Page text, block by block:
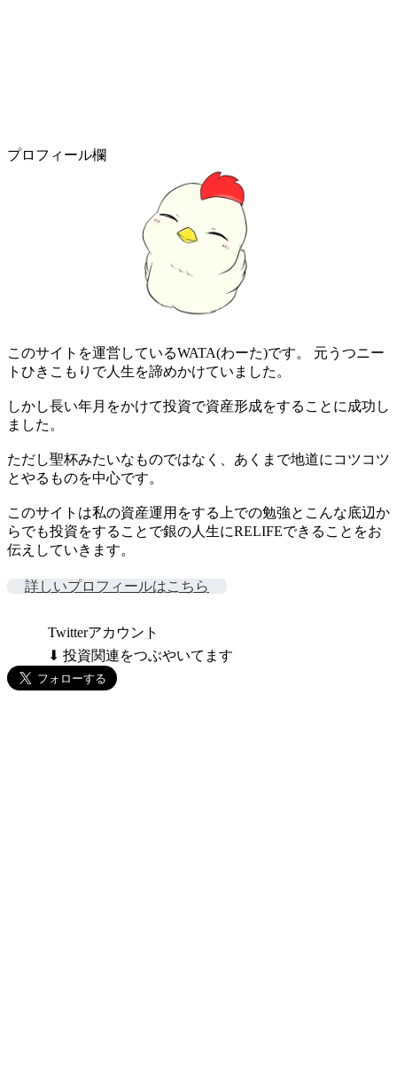
プロフィール欄
このサイトを運営しているWATA(わーた)です。 元うつニー
トひきこもりで人生を諦めかけていました。
しかし長い年月をかけて投資で資産形成をすることに成功し
ました。
ただし聖杯みたいなものではなく、あくまで地道にコツコツ
とやるものを中心です。
このサイトは私の資産運用をする上での勉強とこんな底辺か
らでも投資をすることで銀の人生にRELIFEできることをお
伝えしていきます。
詳しいプロフィールはこちら
Twitterアカウント
⬇ 投資関連をつぶやいてます